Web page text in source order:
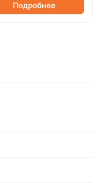
Подробнее